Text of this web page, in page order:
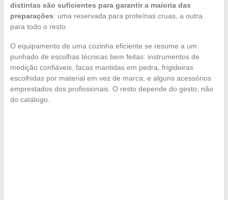
distintas são suficientes para garantir a maioria das
preparações: uma reservada para proteínas cruas, a outra
para todo o resto.
O equipamento de uma cozinha eficiente se resume a um
punhado de escolhas técnicas bem feitas: instrumentos de
medição confiáveis, facas mantidas em pedra, frigideiras
escolhidas por material em vez de marca, e alguns acessórios
emprestados dos profissionais. O resto depende do gesto, não
do catálogo.